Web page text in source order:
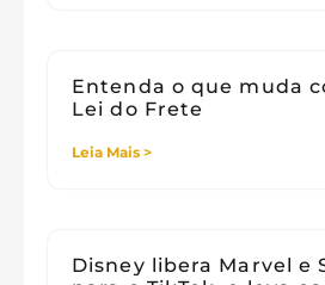
Entenda o que muda
Lei do Frete
Leia Mais >
Disney libera Marvel e